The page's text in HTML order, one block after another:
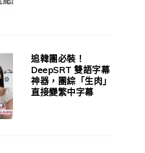
追韓團必裝！
DeepSRT 雙語字幕
神器，團綜「生肉」
直接變繁中字幕